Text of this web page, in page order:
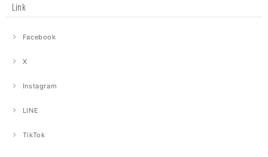
Link
Facebook
X
Instagram
LINE
TikTok